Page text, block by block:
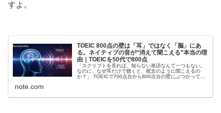
すよ。
TOEIC 800点の壁は「耳」ではなく「脳」にあ
る。ネイティブの音が“消えて聞こえる”本当の理
由｜TOEICを50代で800点
「スクリプトを見れば、知らない単語なんて一つもない。
なのに、なぜ耳だけで聴くと、呪文のように聞こえるの
か？」 TOEICで700点台から800点台の壁にぶつかってい
note.com